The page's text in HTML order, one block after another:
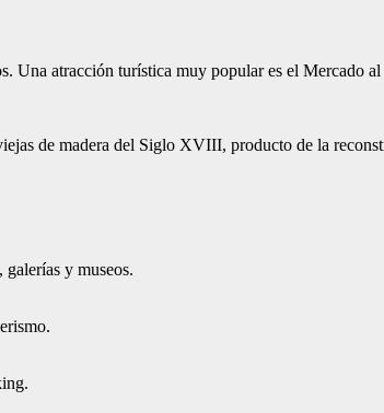
Una atracción turística muy popular es el Mercado
de madera del Siglo XVIII, producto de la
y museos.